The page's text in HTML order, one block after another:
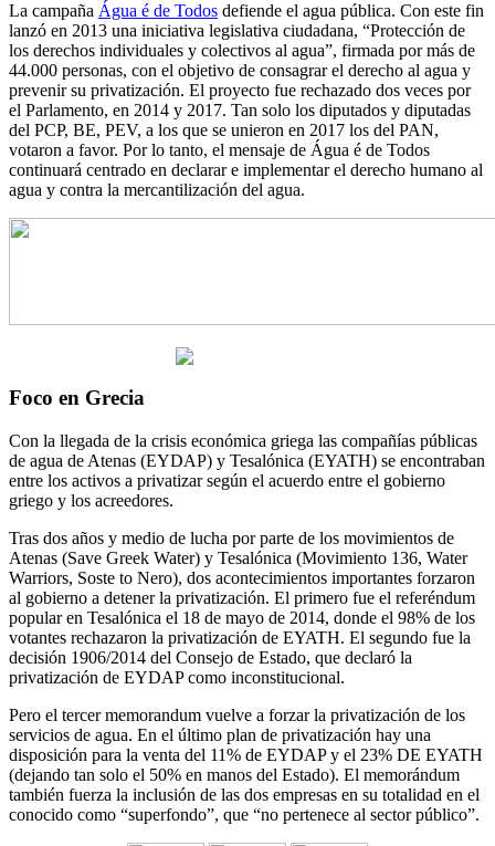
La campaña Água é de Todos defiende el agua pública. Con este fin
lanzó en 2013 una iniciativa legislativa ciudadana, “Protección de
los derechos individuales y colectivos al agua”, firmada por más de
44.000 personas, con el objetivo de consagrar el derecho al agua y
prevenir su privatización. El proyecto fue rechazado dos veces por
el Parlamento, en 2014 y 2017. Tan solo los diputados y diputadas
del PCP, BE, PEV, a los que se unieron en 2017 los del PAN,
votaron a favor. Por lo tanto, el mensaje de Água é de Todos
continuará centrado en declarar e implementar el derecho humano al
agua y contra la mercantilización del agua.
Foco en Grecia
Con la llegada de la crisis económica griega las compañías públicas
de agua de Atenas (EYDAP) y Tesalónica (EYATH) se encontraban
entre los activos a privatizar según el acuerdo entre el gobierno
griego y los acreedores.
Tras dos años y medio de lucha por parte de los movimientos de
Atenas (Save Greek Water) y Tesalónica (Movimiento 136, Water
Warriors, Soste to Nero), dos acontecimientos importantes forzaron
al gobierno a detener la privatización. El primero fue el referéndum
popular en Tesalónica el 18 de mayo de 2014, donde el 98% de los
votantes rechazaron la privatización de EYATH. El segundo fue la
decisión 1906/2014 del Consejo de Estado, que declaró la
privatización de EYDAP como inconstitucional.
Pero el tercer memorandum vuelve a forzar la privatización de los
servicios de agua. En el último plan de privatización hay una
disposición para la venta del 11% de EYDAP y el 23% DE EYATH
(dejando tan solo el 50% en manos del Estado). El memorándum
también fuerza la inclusión de las dos empresas en su totalidad en el
conocido como “superfondo”, que “no pertenece al sector público”.